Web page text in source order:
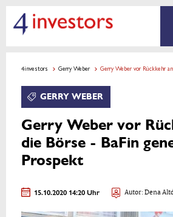
4investors Gerry Weber Gerry Weber vor Rückkehr an
GERRY WEBER
Gerry Weber vor
die Börse - BaFin
Prospekt
15.10.2020 14:20 Uhr Autor:Dena